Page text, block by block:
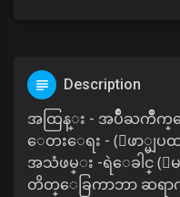
Description
အထြန္း - အပ်ိဳႀကိဳက္ေတ
ေတးေရး - (ေဖာ္မျပထာ
အသံဖမ္း -ရဲေခါင္ (ေမ
တိတ္ေခြကာဘာ ဆရာ